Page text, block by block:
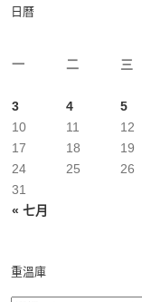
日曆
一
二 三
« 七月
3
4 5
10
11 12
17
18 19
24
25 26
31
重溫庫